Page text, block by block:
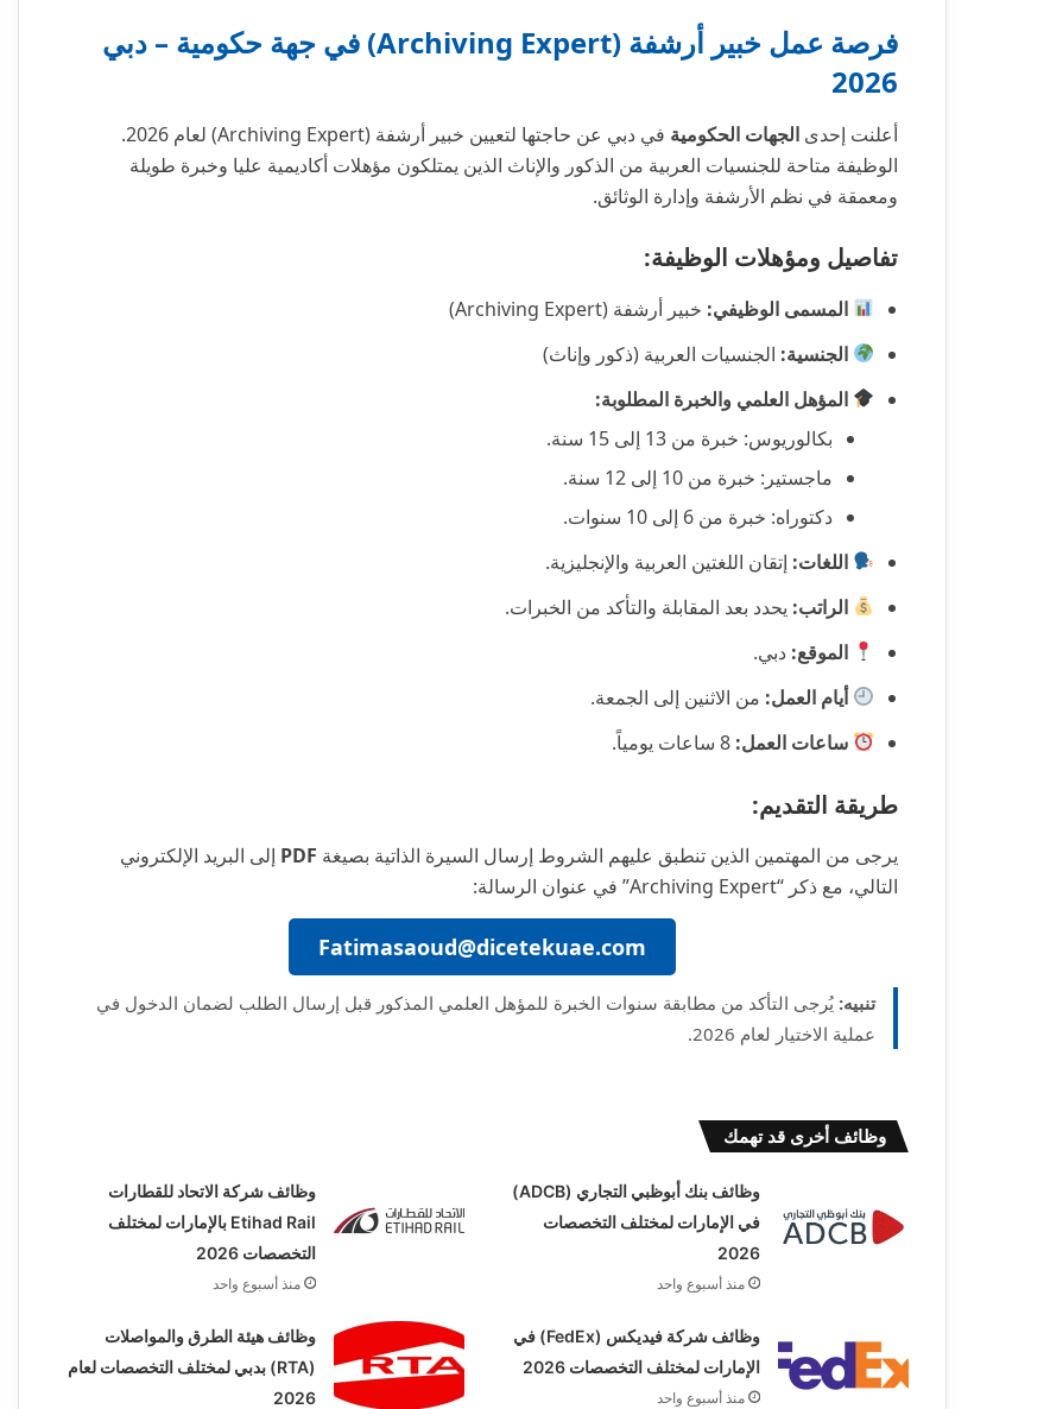
فرصة عمل خبير أرشفة (Archiving Expert) في جهة حكومية – دبي
2026
أعلنت إحدى الجهات الحكومية
في دبي عن حاجتها لتعيين خبير أرشفة (Archiving Expert) لعام 2026.
الوظيفة متاحة للجنسيات العربية من الذكور والإناث الذين يمتلكون مؤهلات أكاديمية عليا وخبرة طويلة
ومعمقة في نظم الأرشفة وإدارة الوثائق.
تفاصيل ومؤهلات الوظيفة:
المسمى الوظيفي: خبير أرشفة (Archiving Expert)
الجنسية: الجنسيات العربية (ذكور وإناث)
المؤهل العلمي والخبرة المطلوبة:
بكالوريوس: خبرة من 13 إلى 15 سنة.
ماجستير: خبرة من 10 إلى 12 سنة.
دكتوراه: خبرة من 6 إلى 10 سنوات.
اللغات: إتقان اللغتين العربية والإنجليزية.
الراتب: يحدد بعد المقابلة والتأكد من الخبرات.
الموقع: دبي.
أيام العمل: من الاثنين إلى الجمعة.
ساعات العمل: 8 ساعات يومياً.
طريقة التقديم:
يرجى من المهتمين الذين تنطبق عليهم الشروط إرسال السيرة الذاتية بصيغة PDF إلى البريد الإلكتروني
التالي، مع ذكر “Archiving Expert” في عنوان الرسالة:
Fatimasaoud@dicetekuae.com
تنبيه: يُرجى التأكد من مطابقة سنوات الخبرة للمؤهل العلمي المذكور قبل إرسال الطلب لضمان الدخول في
عملية الاختيار لعام 2026.
وظائف أخرى قد تهمك
وظائف بنك أبوظبي التجاري (ADCB)
في الإمارات لمختلف التخصصات
2026
منذ أسبوع واحد
وظائف شركة الاتحاد للقطارات
Etihad Rail بالإمارات لمختلف
التخصصات 2026
منذ أسبوع واحد
وظائف شركة فيديكس (FedEx) في
الإمارات لمختلف التخصصات 2026
منذ أسبوع واحد
وظائف هيئة الطرق والمواصلات
(RTA) بدبي لمختلف التخصصات لعام
2026